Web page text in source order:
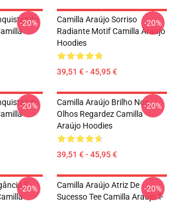
-20%
Camilla Araújo Sorriso
Radiante Motif Camilla Araújo
Hoodies
39,51 € - 45,95 €
-20%
-20%
Camilla Araújo Brilho Nos
Olhos Regardez Camilla
Araújo Hoodies
39,51 € - 45,95 €
-20%
E
-20%
Camilla Araújo Atriz De
Sucesso Tee Camilla Araújo T-
-20%